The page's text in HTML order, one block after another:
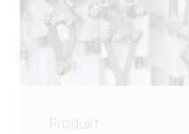
Produkt